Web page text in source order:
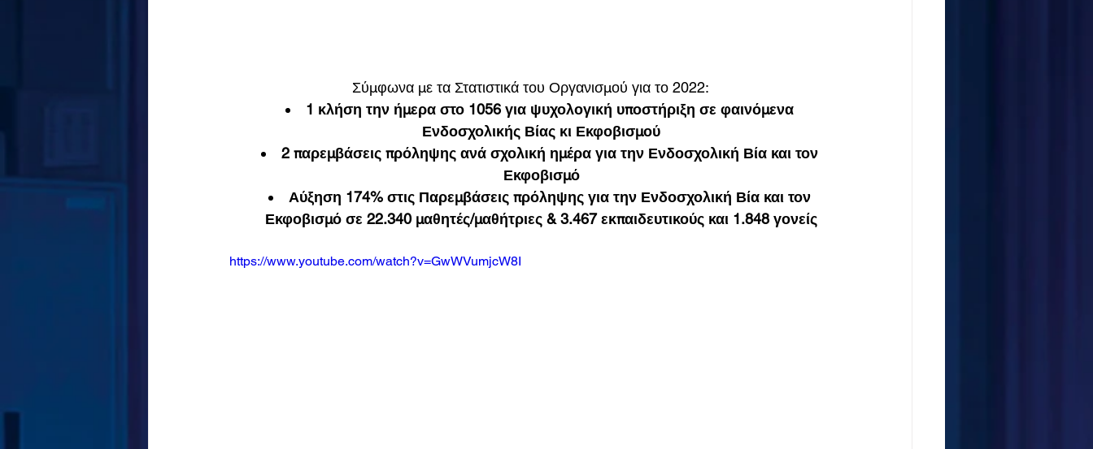
Σύμφωνα με τα Στατιστικά του Οργανισμού για το 2022:
1 κλήση την ήμερα στο 1056 για ψυχολογική υποστήριξη σε φαινόμενα
Ενδοσχολικής Βίας κι Εκφοβισμού
2 παρεμβάσεις πρόληψης ανά σχολική ημέρα για την Ενδοσχολική Βία και τον
Εκφοβισμό
Αύξηση 174% στις Παρεμβάσεις πρόληψης για την Ενδοσχολική Βία και τον
Εκφοβισμό σε 22.340 μαθητές/μαθήτριες & 3.467 εκπαιδευτικούς και 1.848 γονείς
https://www.youtube.com/watch?v=GwWVumjcW8I